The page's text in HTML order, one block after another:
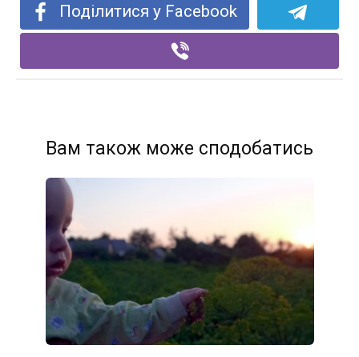
Поділитися у Facebook
Вам також може сподобатись